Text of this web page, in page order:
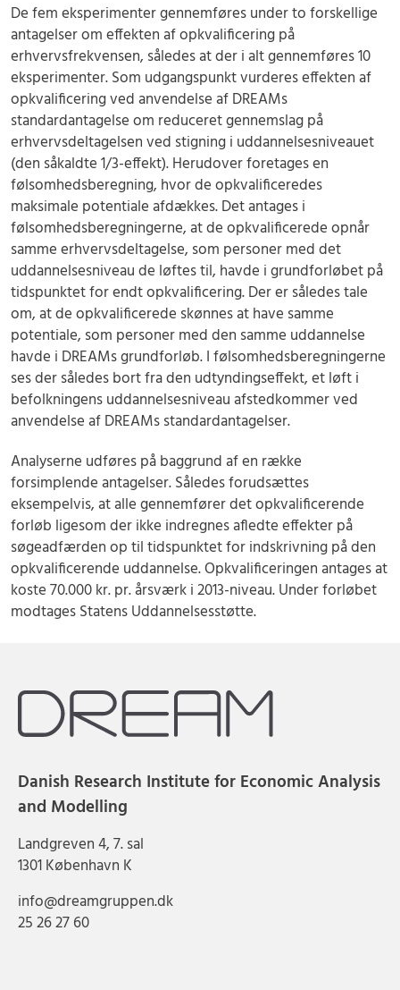
De fem eksperimenter gennemføres under to forskellige
antagelser om effekten af opkvalificering på
erhvervsfrekvensen, således at der i alt gennemføres 10
eksperimenter. Som udgangspunkt vurderes effekten af
opkvalificering ved anvendelse af DREAMs
standardantagelse om reduceret gennemslag på
erhvervsdeltagelsen ved stigning i uddannelsesniveauet
(den såkaldte 1/3-effekt). Herudover foretages en
følsomhedsberegning, hvor de opkvalificeredes
maksimale potentiale afdækkes. Det antages i
følsomhedsberegningerne, at de opkvalificerede opnår
samme erhvervsdeltagelse, som personer med det
uddannelsesniveau de løftes til, havde i grundforløbet på
tidspunktet for endt opkvalificering. Der er således tale
om, at de opkvalificerede skønnes at have samme
potentiale, som personer med den samme uddannelse
havde i DREAMs grundforløb. I følsomhedsberegningerne
ses der således bort fra den udtyndingseffekt, et løft i
befolkningens uddannelsesniveau afstedkommer ved
anvendelse af DREAMs standardantagelser.
Analyserne udføres på baggrund af en række
forsimplende antagelser. Således forudsættes
eksempelvis, at alle gennemfører det opkvalificerende
forløb ligesom der ikke indregnes afledte effekter på
søgeadfærden op til tidspunktet for indskrivning på den
opkvalificerende uddannelse. Opkvalificeringen antages at
koste 70.000 kr. pr. årsværk i 2013-niveau. Under forløbet
modtages Statens Uddannelsesstøtte.
Danish Research Institute for Economic Analysis
and Modelling
Landgreven 4, 7. sal
1301 København K
info@dreamgruppen.dk
25 26 27 60